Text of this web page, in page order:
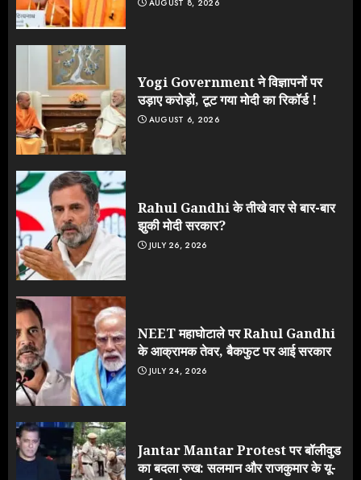
AUGUST 8, 2026
Yogi Government ने विज्ञापनों पर
उड़ाए करोड़ों, टूट गया मोदी का रिकॉर्ड !
AUGUST 6, 2026
Rahul Gandhi के तीखे वार से बार-बार
झुकी मोदी सरकार?
JULY 26, 2026
NEET महाघोटाले पर Rahul Gandhi
के आक्रामक तेवर, बैकफुट पर आई सरकार
JULY 24, 2026
Jantar Mantar Protest पर बॉलीवुड
का बदला रुख: सलमान और राजकुमार के यू-